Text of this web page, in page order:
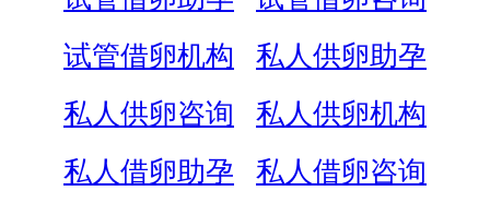
试管借卵机构
私人供卵助孕
私人供卵咨询
私人供卵机构
私人借卵助孕
私人借卵咨询